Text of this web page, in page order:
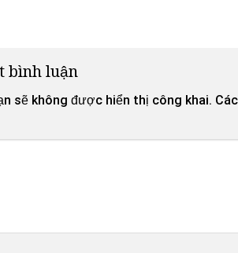
bình luận
sẽ không được hiển thị công khai.